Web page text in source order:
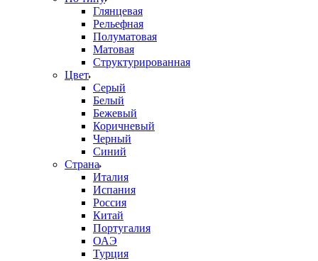
Глянцевая
Рельефная
Полуматовая
Матовая
Структурированная
Цвет
Серый
Белый
Бежевый
Коричневый
Черный
Синий
Страна
Италия
Испания
Россия
Китай
Португалия
ОАЭ
Турция